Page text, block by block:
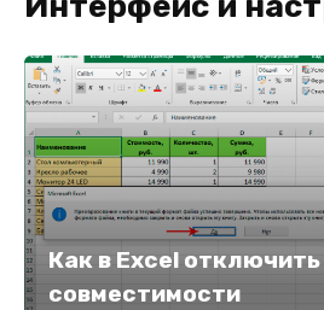
Как в Excel
совместимости